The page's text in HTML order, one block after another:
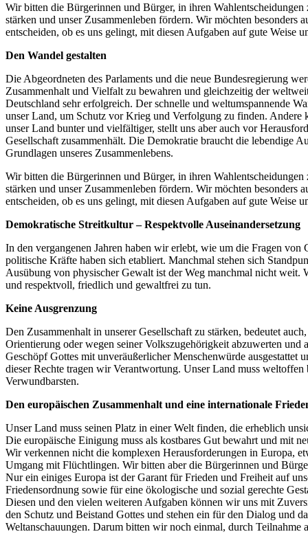
Wir bitten die Bürgerinnen und Bürger, in ihren
stärken und unser Zusammenleben fördern. Wir möchten
entscheiden, ob es uns gelingt, mit diesen Aufgaben auf gute Weise
Den Wandel gestalten
Die Abgeordneten des Parlaments und die neue Bundesregierung
Zusammenhalt und Vielfalt zu bewahren und gleichzeitig der
Deutschland sehr erfolgreich. Der schnelle und weltumspannende
unser Land, um Schutz vor Krieg und Verfolgung zu finden. Andere
unser Land bunter und vielfältiger, stellt uns aber auch vor
Gesellschaft zusammenhält. Die Demokratie braucht die lebendige
Grundlagen unseres Zusammenlebens.
Wir bitten die Bürgerinnen und Bürger, in ihren
stärken und unser Zusammenleben fördern. Wir möchten
entscheiden, ob es uns gelingt, mit diesen Aufgaben auf gute Weise
Demokratische Streitkultur – Respektvolle Auseinandersetzung
In den vergangenen Jahren haben wir erlebt, wie um die Fragen
politische Kräfte haben sich etabliert. Manchmal stehen sich
Ausübung von physischer Gewalt ist der Weg manchmal nicht weit.
und respektvoll, friedlich und gewaltfrei zu tun.
Keine Ausgrenzung
Den Zusammenhalt in unserer Gesellschaft zu stärken, bedeutet
Orientierung oder wegen seiner Volkszugehörigkeit abzuwerten und
Geschöpf Gottes mit unveräußerlicher Menschenwürde ausgestattet
dieser Rechte tragen wir Verantwortung. Unser Land muss
Verwundbarsten.
Den europäischen Zusammenhalt und eine internationale
Unser Land muss seinen Platz in einer Welt finden, die erheblich
Die europäische Einigung muss als kostbares Gut bewahrt und mit
Wir verkennen nicht die komplexen Herausforderungen in Europa,
Umgang mit Flüchtlingen. Wir bitten aber die Bürgerinnen und
Nur ein einiges Europa ist der Garant für Frieden und Freiheit auf
Friedensordnung sowie für eine ökologische und sozial gerechte
Diesen und den vielen weiteren Aufgaben können wir uns mit
den Schutz und Beistand Gottes und stehen ein für den Dialog und
Weltanschauungen. Darum bitten wir noch einmal, durch